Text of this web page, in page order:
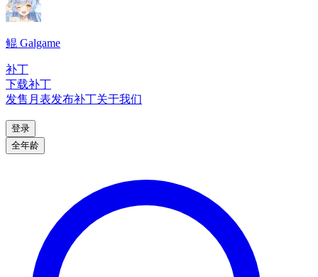
鲲 Galgame
补丁
下载补丁
发售月表发布补丁关于我们
登录
全年龄